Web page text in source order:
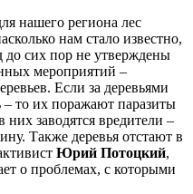
нашего региона лес
нам стало известно,
до сих пор не утверждены
мероприятий –
Если за деревьями
– то их поражают паразиты
заводятся вредители –
Также деревья отстают в
Юрий Потоцкий,
о проблемах, с которыми